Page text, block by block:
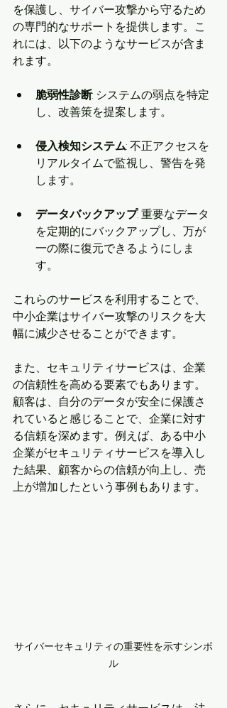
を保護し、サイバー攻撃から守るため
の専門的なサポートを提供します。こ
れには、以下のようなサービスが含ま
れます。
脆弱性診断: システムの弱点を特定
し、改善策を提案します。
侵入検知システム: 不正アクセスを
リアルタイムで監視し、警告を発
します。
データバックアップ: 重要なデータ
を定期的にバックアップし、万が
一の際に復元できるようにしま
す。
これらのサービスを利用することで、
中小企業はサイバー攻撃のリスクを大
幅に減少させることができます。
また、セキュリティサービスは、企業
の信頼性を高める要素でもあります。
顧客は、自分のデータが安全に保護さ
れていると感じることで、企業に対す
る信頼を深めます。例えば、ある中小
企業がセキュリティサービスを導入し
た結果、顧客からの信頼が向上し、売
上が増加したという事例もあります。
サイバーセキュリティの重要性を示すシンボ
ル